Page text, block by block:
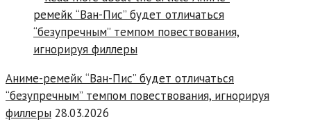
Аниме-ремейк “Ван-Пис” будет отличаться
“безупречным” темпом повествования, игнорируя
филлеры 28.03.2026